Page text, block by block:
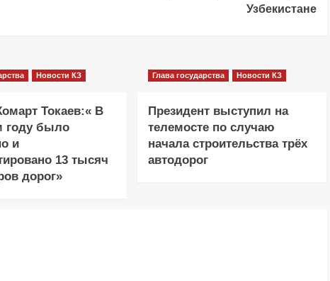
Узбекистане
Новости КЗ
Токаев:« В
году было
и
13 тысяч
дорог»
Глава государства Новости КЗ
Президент выступил на
телемосте по случаю
начала строительства трёх
автодорог